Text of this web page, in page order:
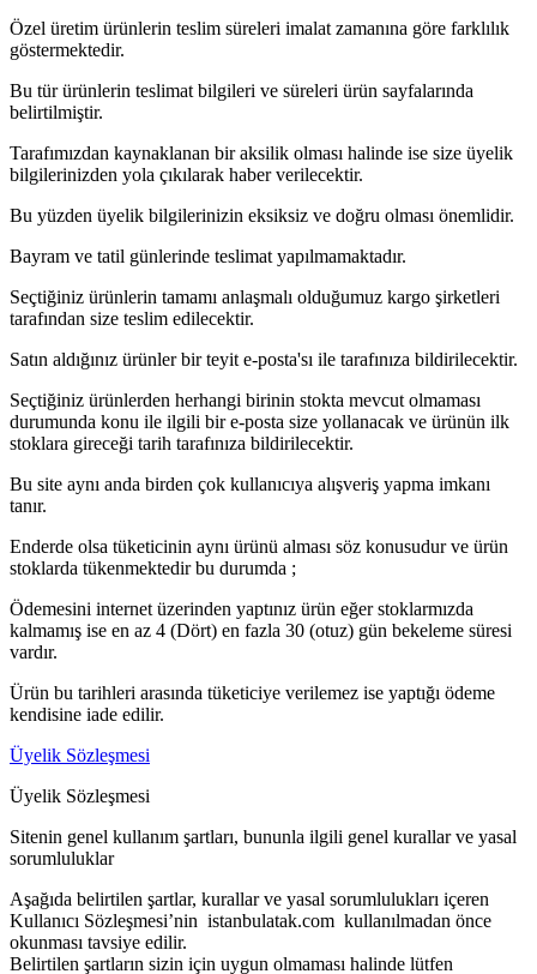
Özel üretim ürünlerin teslim süreleri imalat zamanına göre farklılık
göstermektedir.
Bu tür ürünlerin teslimat bilgileri ve süreleri ürün sayfalarında
belirtilmiştir.
Tarafımızdan kaynaklanan bir aksilik olması halinde ise size üyelik
bilgilerinizden yola çıkılarak haber verilecektir.
Bu yüzden üyelik bilgilerinizin eksiksiz ve doğru olması önemlidir.
Bayram ve tatil günlerinde teslimat yapılmamaktadır.
Seçtiğiniz ürünlerin tamamı anlaşmalı olduğumuz kargo şirketleri
tarafından size teslim edilecektir.
Satın aldığınız ürünler bir teyit e-posta'sı ile tarafınıza bildirilecektir.
Seçtiğiniz ürünlerden herhangi birinin stokta mevcut olmaması
durumunda konu ile ilgili bir e-posta size yollanacak ve ürünün ilk
stoklara gireceği tarih tarafınıza bildirilecektir.
Bu site aynı anda birden çok kullanıcıya alışveriş yapma imkanı
tanır.
Enderde olsa tüketicinin aynı ürünü alması söz konusudur ve ürün
stoklarda tükenmektedir bu durumda ;
Ödemesini internet üzerinden yaptınız ürün eğer stoklarmızda
kalmamış ise en az 4 (Dört) en fazla 30 (otuz) gün bekeleme süresi
vardır.
Ürün bu tarihleri arasında tüketiciye verilemez ise yaptığı ödeme
kendisine iade edilir.
Üyelik Sözleşmesi
Üyelik Sözleşmesi
Sitenin genel kullanım şartları, bununla ilgili genel kurallar ve yasal
sorumluluklar
Aşağıda belirtilen şartlar, kurallar ve yasal sorumlulukları içeren
Kullanıcı Sözleşmesi’nin istanbulatak.com kullanılmadan önce
okunması tavsiye edilir.
Belirtilen şartların sizin için uygun olmaması halinde lütfen